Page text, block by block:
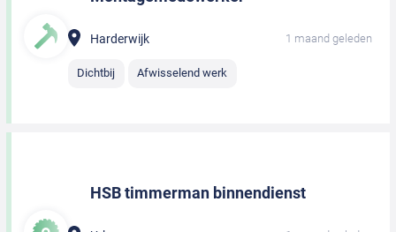
Harderwijk 1 maand geleden
Dichtbij Afwisselend werk
HSB timmerman binnendienst